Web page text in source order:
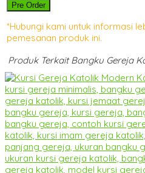
Pre Order
*Hubungi kami untuk informasi
pemesanan produk ini.
Produk Terkait Bangku Gereja